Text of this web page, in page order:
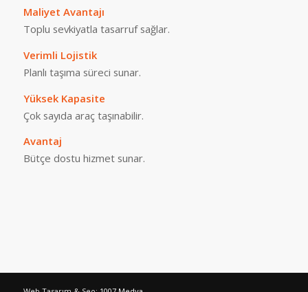
Maliyet Avantajı
Toplu sevkiyatla tasarruf sağlar.
Verimli Lojistik
Planlı taşıma süreci sunar.
Yüksek Kapasite
Çok sayıda araç taşınabilir.
Avantaj
Bütçe dostu hizmet sunar.